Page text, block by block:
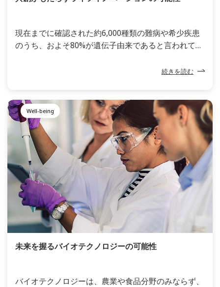
現在までに確認された約6,000種類の難病や希少疾患
のうち、およそ80%が遺伝子由来であると言われてい
患は、いくつかの症例において、遺伝因子の関与が認
ことでも知られ、短い余命を宣告される難病の1つで
す。数十年もの間、このような希少疾患の患者が希望
を持つことは困難でしたが、近年の科学技術の発達に
より、明るい兆しがようやく見えつつあります。
続きを読む
Well-being
未来を握るバイオテクノロジーの可能性
バイオテクノロジーは、農業や食品分野のみならず、